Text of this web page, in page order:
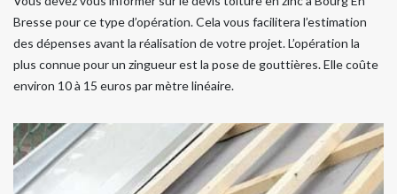
Bresse pour ce type d’opération. Cela vous facilitera l’estimation
des dépenses avant la réalisation de votre projet. L’opération la
plus connue pour un zingueur est la pose de gouttières. Elle coûte
environ 10 à 15 euros par mètre linéaire.